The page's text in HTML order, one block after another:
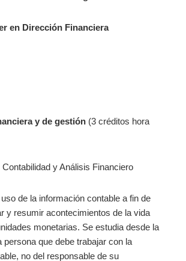
en Dirección Financiera
y de gestión (3 créditos hora
y Análisis Financiero
de la información contable a fin de
y resumir acontecimientos de la vida
monetarias. Se estudia desde la
persona que debe trabajar con la
no del responsable de su